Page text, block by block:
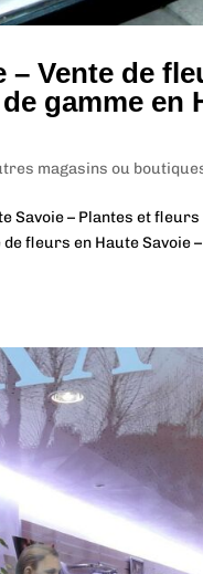
Vente de
gamme en
magasins ou
– Plantes et fleurs
fleurs en Haute Savoie